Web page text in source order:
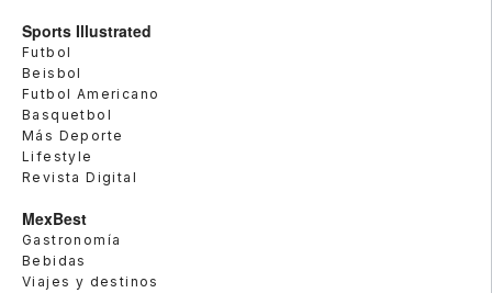
Sports Illustrated
Futbol
Beisbol
Futbol Americano
Basquetbol
Más Deporte
Lifestyle
Revista Digital
MexBest
Gastronomía
Bebidas
Viajes y destinos